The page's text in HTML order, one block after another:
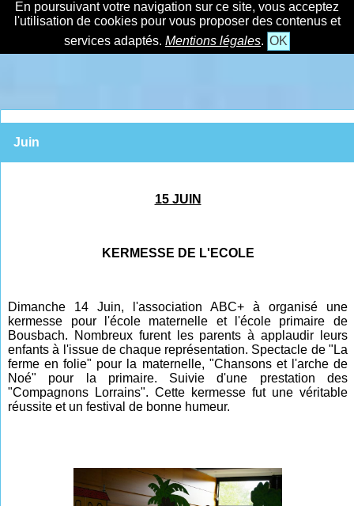
En poursuivant votre navigation sur ce site, vous acceptez
l'utilisation de cookies pour vous proposer des contenus et
services adaptés. Mentions légales. OK
Juin
15 JUIN
KERMESSE DE L'ECOLE
Dimanche 14 Juin, l'association ABC+ à organisé une
kermesse pour l'école maternelle et l'école primaire de
Bousbach.
Nombreux furent les parents à applaudir leurs
enfants à l'issue de chaque représentation. Spectacle de "La
ferme en folie" pour la maternelle, "Chansons et l'arche de
Noé" pour la primaire. Suivie d'une prestation des
"Compagnons Lorrains". Cette kermesse fut une véritable
réussite et un festival de bonne humeur.